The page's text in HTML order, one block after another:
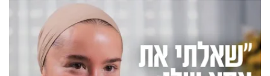
גרוסמן בשיחה מיוחדת